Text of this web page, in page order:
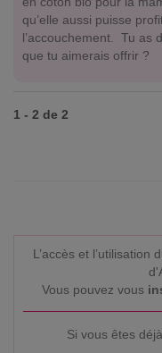
qu’elle aussi puisse
l’accouchement. Tu as
que tu aimerais offrir ?
1 - 2 de 2
L’accès et
Vous pouvez vous
Si vous êtes